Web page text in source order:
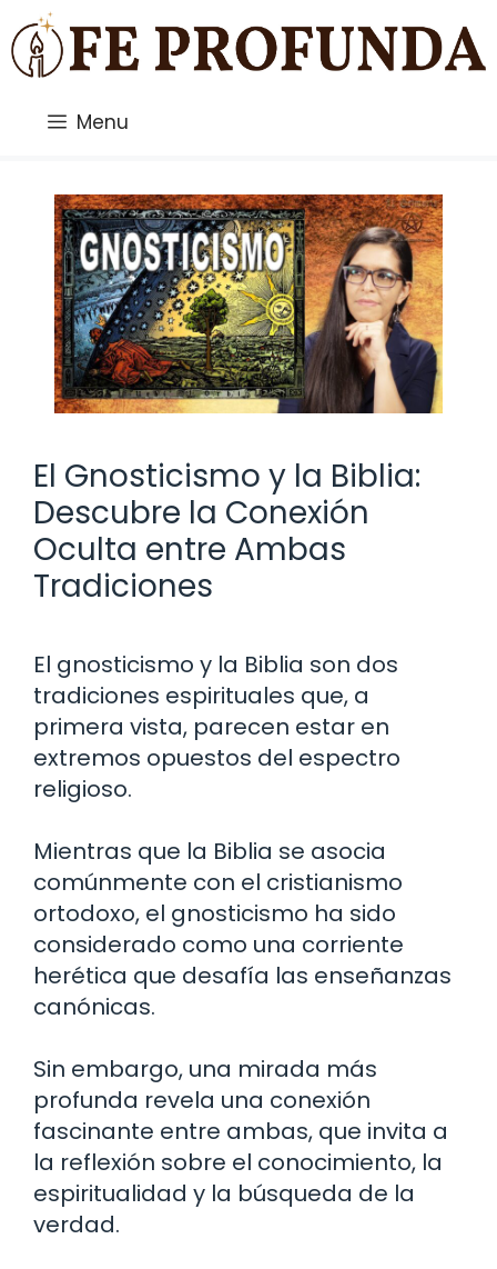
Saltar
al
contenido
Menu
El Gnosticismo y la Biblia:
Descubre la Conexión
Oculta entre Ambas
Tradiciones
El gnosticismo y la Biblia son dos
tradiciones espirituales que, a
primera vista, parecen estar en
extremos opuestos del espectro
religioso.
Mientras que la Biblia se asocia
comúnmente con el cristianismo
ortodoxo, el gnosticismo ha sido
considerado como una corriente
herética que desafía las enseñanzas
canónicas.
Sin embargo, una mirada más
profunda revela una conexión
fascinante entre ambas, que invita a
la reflexión sobre el conocimiento, la
espiritualidad y la búsqueda de la
verdad.